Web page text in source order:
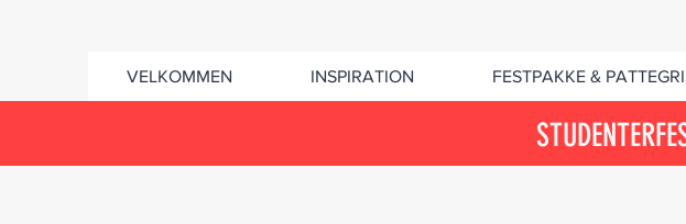
VELKOMMEN INSPIRATION FESTPAKKE &